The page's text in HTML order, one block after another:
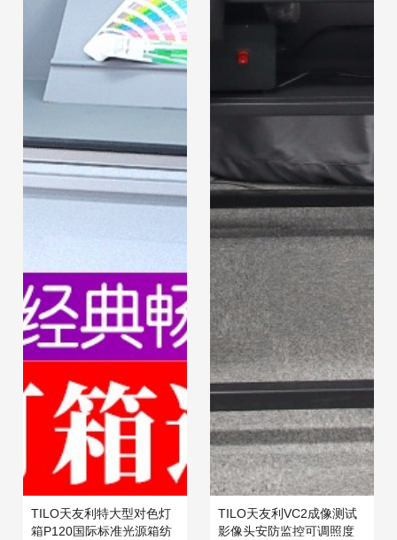
TILO天友利特大型对色灯
箱P120国际标准光源箱纺
TILO天友利VC2成像测试
影像头安防监控可调照度